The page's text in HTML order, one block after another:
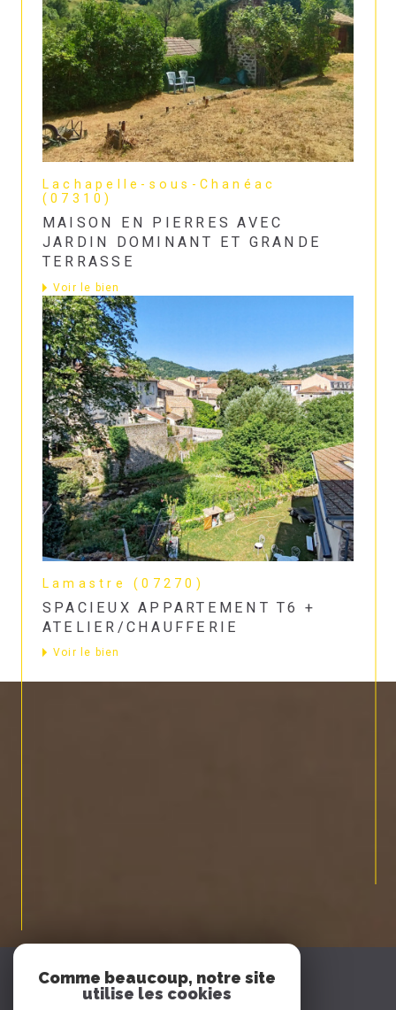
Lachapelle-sous-Chanéac
(07310)
MAISON EN PIERRES AVEC
JARDIN DOMINANT ET GRANDE
TERRASSE
Voir le bien
Lamastre (07270)
SPACIEUX APPARTEMENT T6 +
ATELIER/CHAUFFERIE
Voir le bien
PROPRIÉTAIRE
Comme beaucoup, notre site
utilise les cookies